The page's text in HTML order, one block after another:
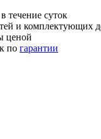
течение суток
и комплектующих
ценой
по гарантии